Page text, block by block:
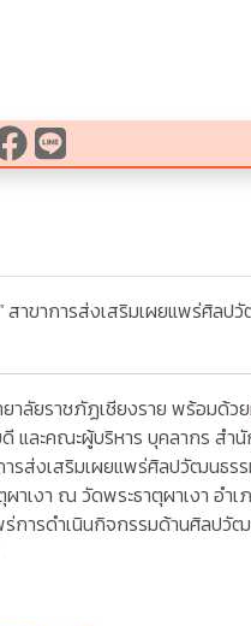
าขาการส่งเสริมเผยแพร่ศิลป
ลัยราชภัฏเชียงราย พร้อมด้ว
และคณะผู้บริหาร บุคลากร สำนั
ส่งเสริมเผยแพร่ศิลปวัฒนธรร
าเงา ณ วัดพระธาตุผาเงา อำเ
การดำเนินกิจกรรมด้านศิลปวั